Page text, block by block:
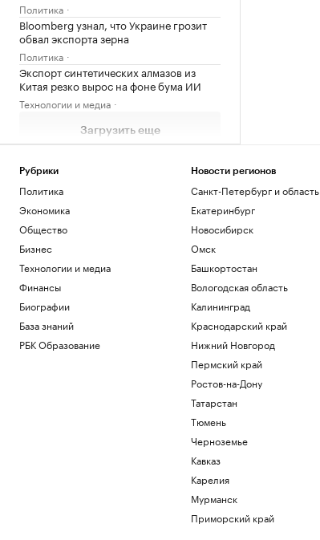
Политика
Bloomberg узнал, что Украине грозит
обвал экспорта зерна
Политика
Экспорт синтетических алмазов из
Китая резко вырос на фоне бума ИИ
Технологии и медиа
Загрузить еще
Рубрики
Политика
Экономика
Общество
Бизнес
Технологии и медиа
Финансы
Биографии
База знаний
РБК Образование
Новости регионов
Санкт-Петербург и область
Екатеринбург
Новосибирск
Омск
Башкортостан
Вологодская область
Калининград
Краснодарский край
Нижний Новгород
Пермский край
Ростов-на-Дону
Татарстан
Тюмень
Черноземье
Кавказ
Карелия
Мурманск
Приморский край